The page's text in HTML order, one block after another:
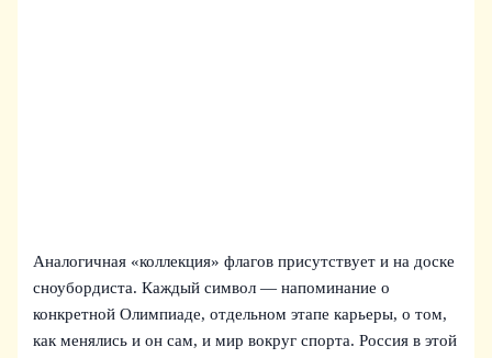
Аналогичная «коллекция» флагов присутствует и на доске
сноубордиста. Каждый символ — напоминание о
конкретной Олимпиаде, отдельном этапе карьеры, о том,
как менялись и он сам, и мир вокруг спорта. Россия в этой